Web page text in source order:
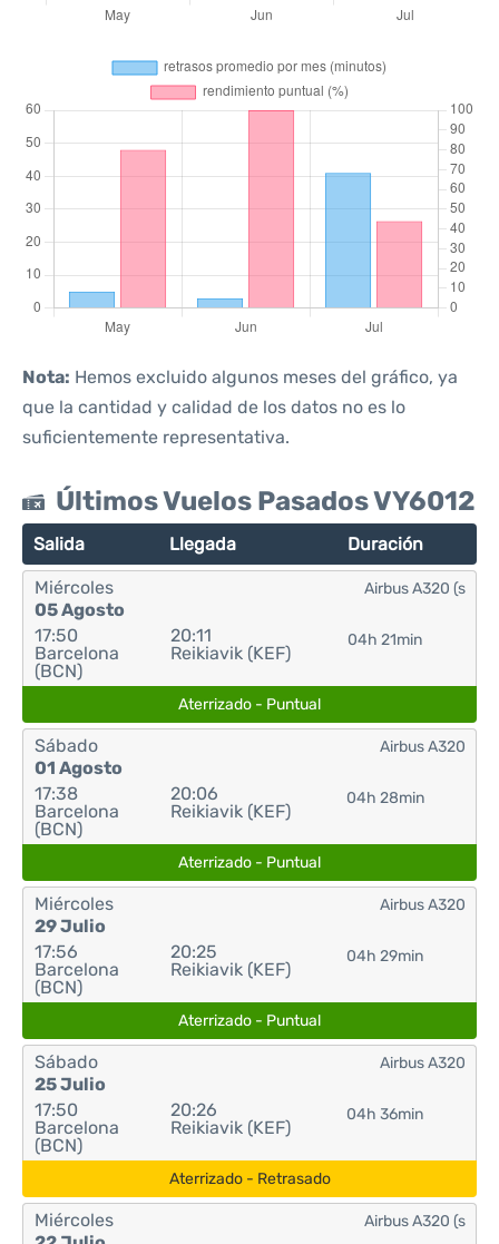
Nota: Hemos excluido algunos meses del gráfico, ya
que la cantidad y calidad de los datos no es lo
suficientemente representativa.
Últimos Vuelos Pasados VY6012
Salida Llegada Duración
Miércoles
05 Agosto
17:50
Barcelona
(BCN)
20:11
Reikiavik (KEF)
04h 21min
Airbus A320 (s
Aterrizado - Puntual
Sábado
01 Agosto
17:38
Barcelona
(BCN)
20:06
Reikiavik (KEF)
04h 28min
Airbus A320
Aterrizado - Puntual
Miércoles
29 Julio
17:56
Barcelona
(BCN)
20:25
Reikiavik (KEF)
04h 29min
Airbus A320
Aterrizado - Puntual
Sábado
25 Julio
17:50
Barcelona
(BCN)
20:26
Reikiavik (KEF)
04h 36min
Airbus A320
Aterrizado - Retrasado
Miércoles
Airbus A320 (s